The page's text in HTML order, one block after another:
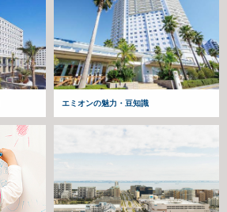
エミオンの魅力・豆知識